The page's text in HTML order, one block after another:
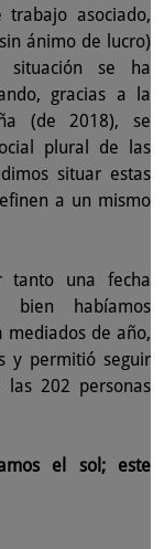
trabajo asociado,
ánimo de lucro)
situación se ha
gracias a la
(de 2018), se
plural de las
situar estas
a un mismo
tanto una fecha
bien habíamos
mediados de año,
y permitió seguir
las 202 personas
el sol; este